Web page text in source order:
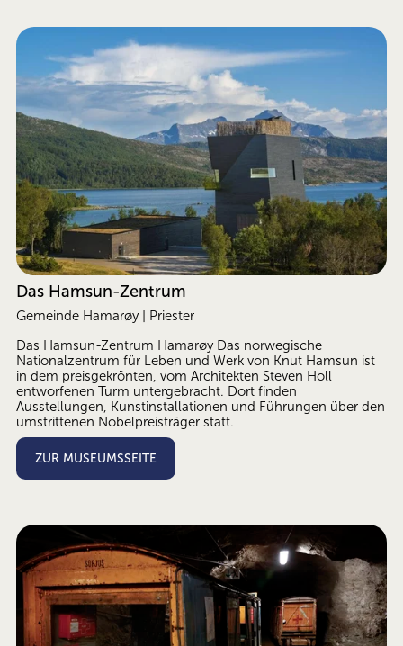
Das Hamsun-Zentrum
Gemeinde Hamarøy | Priester
Das Hamsun-Zentrum Hamarøy Das norwegische
Nationalzentrum für Leben und Werk von Knut Hamsun ist
in dem preisgekrönten, vom Architekten Steven Holl
entworfenen Turm untergebracht. Dort finden
Ausstellungen, Kunstinstallationen und Führungen über den
umstrittenen Nobelpreisträger statt.
ZUR MUSEUMSSEITE